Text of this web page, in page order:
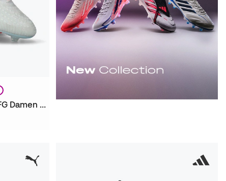
Future 9 Ultimate Brillance FG Damen Fußballschuhe